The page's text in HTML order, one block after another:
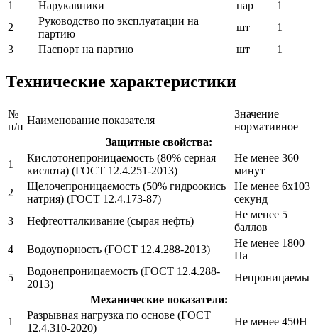
1
Нарукавники пар
1
2
Руководство по эксплуатации на
партию
шт
1
3
Паспорт на партию шт 1
Технические характеристики
№
п/п
Наименование показателя
Значение
нормативное
Защитные свойства:
1
Кислотонепроницаемость (80% серная
кислота) (ГОСТ 12.4.251-2013)
Не менее 360
минут
2
Щелочепроницаемость (50% гидроокись
натрия) (ГОСТ 12.4.173-87)
Не менее 6х103
секунд
3
Нефтеотталкивание (сырая нефть)
Не менее 5
баллов
4
Водоупорность (ГОСТ 12.4.288-2013)
Не менее 1800
Па
5
Водонепроницаемость (ГОСТ 12.4.288-
2013)
Непроницаемы
Механические показатели:
1
Разрывная нагрузка по основе (ГОСТ
12.4.310-2020)
Не менее 450Н